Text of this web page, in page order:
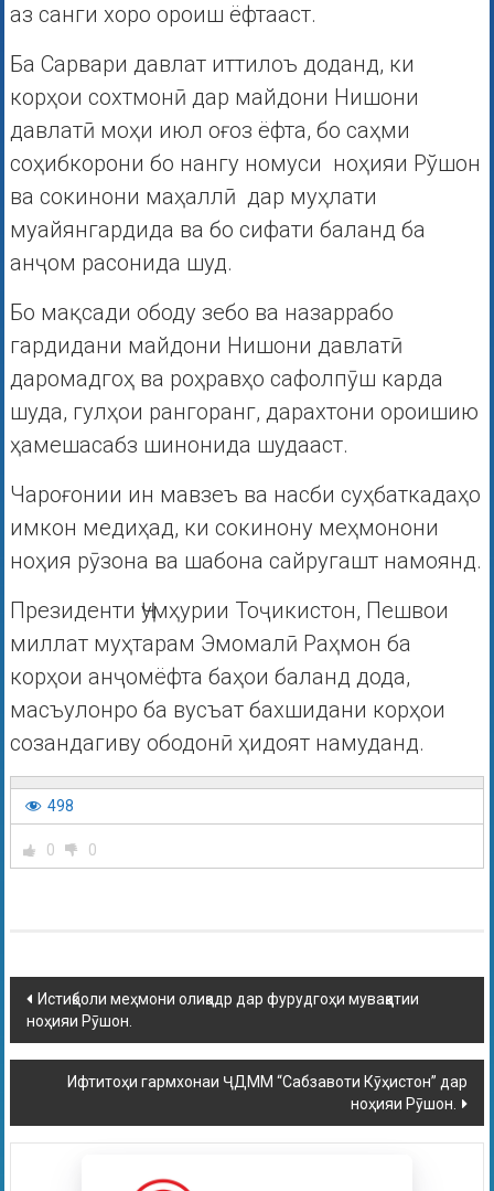
аз санги хоро ороиш ёфтааст.
Ба Сарвари давлат иттилоъ доданд, ки
корҳои сохтмонӣ дар майдони Нишони
давлатӣ моҳи июл оғоз ёфта, бо саҳми
соҳибкорони бо нангу номуси ноҳияи Рўшон
ва сокинони маҳаллӣ дар муҳлати
муайянгардида ва бо сифати баланд ба
анҷом расонида шуд.
Бо мақсади ободу зебо ва назаррабо
гардидани майдони Нишони давлатӣ
даромадгоҳ ва роҳравҳо сафолпӯш карда
шуда, гулҳои рангоранг, дарахтони ороишию
ҳамешасабз шинонида шудааст.
Чароғонии ин мавзеъ ва насби суҳбаткадаҳо
имкон медиҳад, ки сокинону меҳмонони
ноҳия рӯзона ва шабона сайругашт намоянд.
Президенти Ҷумҳурии Тоҷикистон, Пешвои
миллат муҳтарам Эмомалӣ Раҳмон ба
корҳои анҷомёфта баҳои баланд дода,
масъулонро ба вусъат бахшидани корҳои
созандагиву ободонӣ ҳидоят намуданд.
498
0 0
Истиқболи меҳмони олиқадр дар фурудгоҳи муваққатии
ноҳияи Рӯшон.
Ифтитоҳи гармхонаи ҶДММ “Сабзавоти Кӯҳистон” дар
ноҳияи Рӯшон.